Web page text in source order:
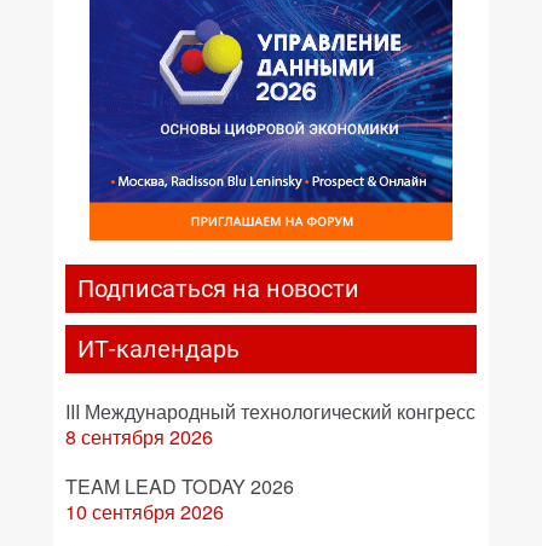
Подписаться на новости
ИТ-календарь
III Международный технологический конгресс
8 сентября 2026
TEAM LEAD TODAY 2026
10 сентября 2026